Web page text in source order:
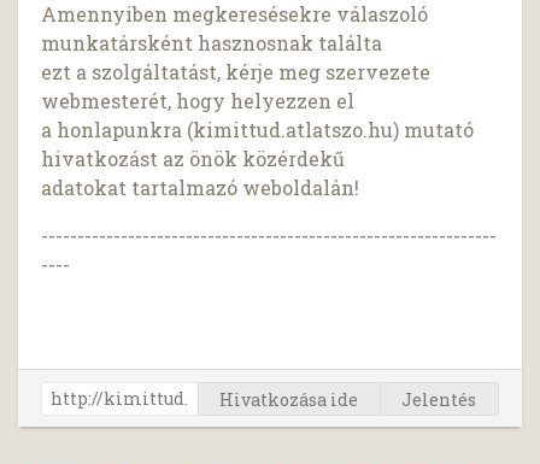
Amennyiben megkeresésekre válaszoló
munkatársként hasznosnak találta
ezt a szolgáltatást, kérje meg szervezete
webmesterét, hogy helyezzen el
a honlapunkra (kimittud.atlatszo.hu) mutató
hivatkozást az önök közérdekű
adatokat tartalmazó weboldalán!
---------------------------------------------------------------
----
Hivatkozása ide Jelentés